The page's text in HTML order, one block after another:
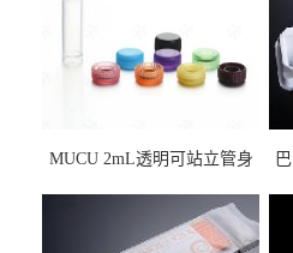
MUCU 2mL透明可站立管身